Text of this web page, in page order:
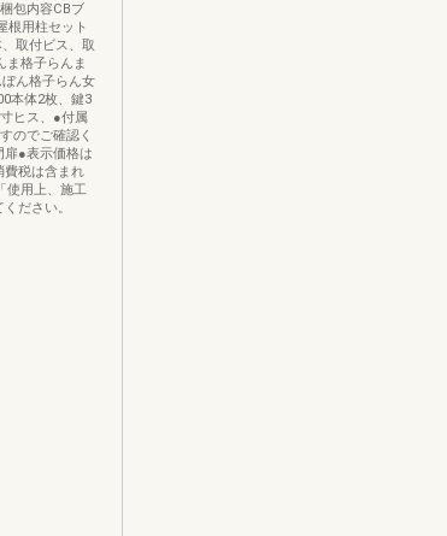
包内容CBブ
根用柱セット
取付ビス、取
ま格子らんま
ん格子らん女
本体2枚、鍵3
ヒス、●付属
のでご確認く
●表示価格は
費税は含まれ
使用上、施工
ださい。